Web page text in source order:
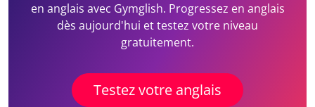
en anglais avec Gymglish. Progressez en anglais
dès aujourd'hui et testez votre niveau
gratuitement.
Testez votre anglais